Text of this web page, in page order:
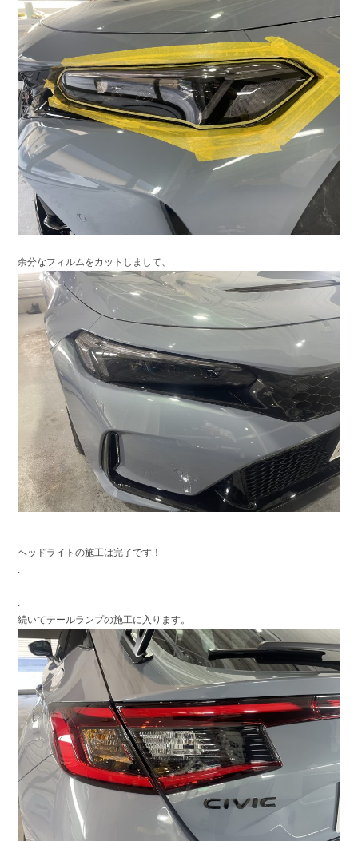
余分なフィルムをカットしまして、
ヘッドライトの施工は完了です！
.
.
.
続いてテールランプの施工に入ります。